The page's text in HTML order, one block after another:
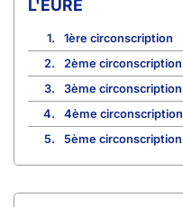
L'EURE
1.
1ère circonscription
2.
2ème circonscription
3.
3ème circonscription
4.
4ème circonscription
5.
5ème circonscription